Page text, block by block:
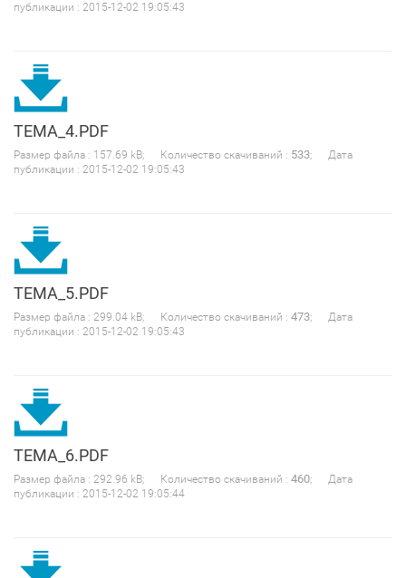
публикации : 2015-12-02 19:05:43
TEMA_4.PDF
Размер файла : 157.69 kB; Количество скачиваний : 533; Дата
публикации : 2015-12-02 19:05:43
TEMA_5.PDF
Размер файла : 299.04 kB; Количество скачиваний : 473; Дата
публикации : 2015-12-02 19:05:43
TEMA_6.PDF
Размер файла : 292.96 kB; Количество скачиваний : 460; Дата
публикации : 2015-12-02 19:05:44